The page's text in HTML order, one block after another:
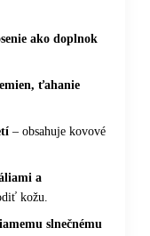
ako doplnok
ťahanie
– obsahuje kovové
a
kožu.
slnečnému